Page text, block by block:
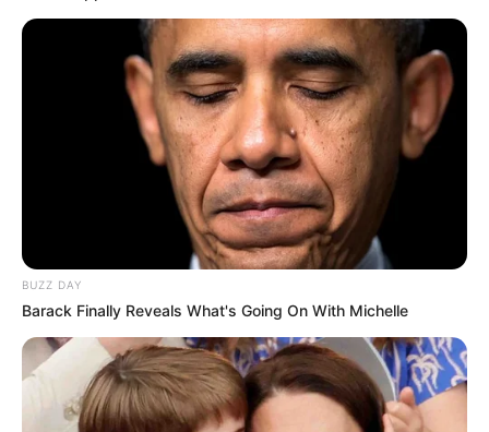
BUZZ DAY
Barack Finally Reveals What's Going On With Michelle